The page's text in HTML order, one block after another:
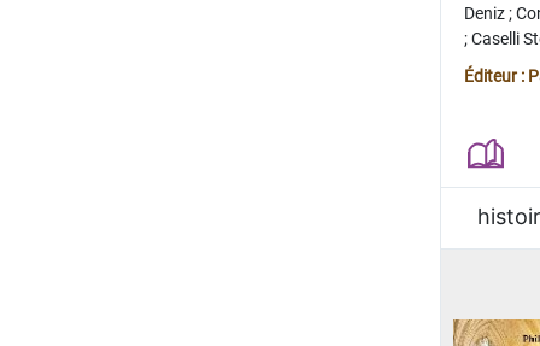
Deniz;
;Caselli
Juan
Éditeur :